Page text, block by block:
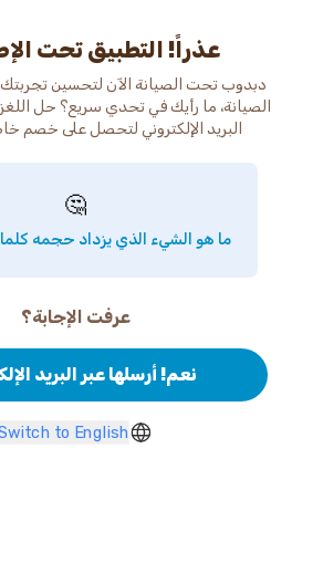
عذراً! التطبيق تحت
دبدوب تحت الصيانة الآن لتحسين
الصيانة، ما رأيك في تحدي سريع؟ حل
البريد الإلكتروني لتحصل على
🤔
ما هو الشيء الذي يزداد حجمه
عرفت الإجابة؟
نعم! أرسلها عبر البريد
to English